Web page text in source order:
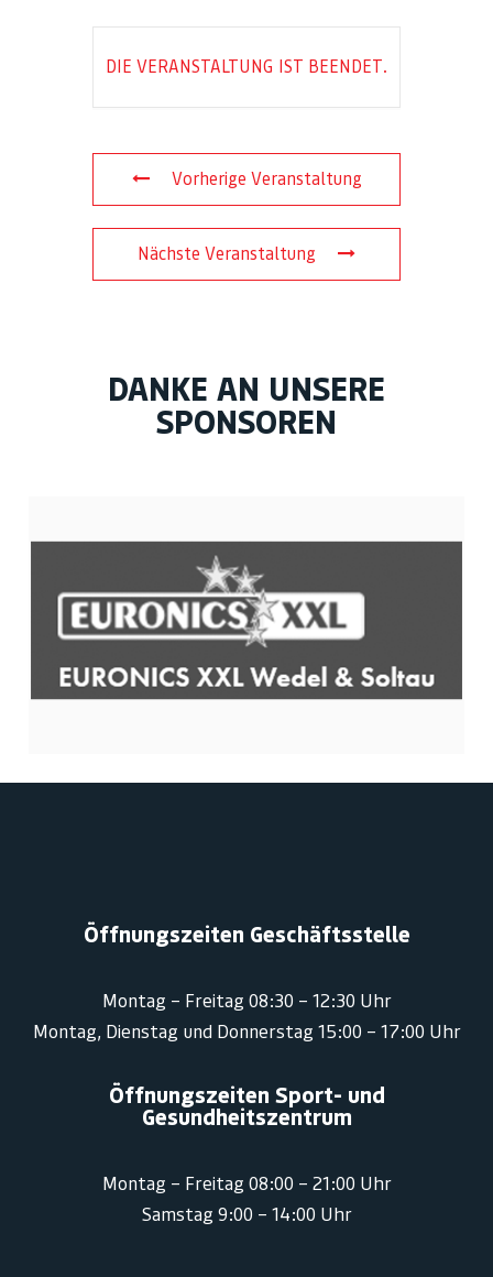
DIE VERANSTALTUNG IST BEENDET.
Vorherige Veranstaltung
Nächste Veranstaltung
DANKE AN UNSERE
SPONSOREN
Öffnungszeiten Geschäftsstelle
Montag – Freitag 08:30 – 12:30 Uhr
Montag, Dienstag und Donnerstag 15:00 – 17:00 Uhr
Öffnungszeiten Sport- und
Gesundheitszentrum
Montag – Freitag 08:00 – 21:00 Uhr
Samstag 9:00 – 14:00 Uhr